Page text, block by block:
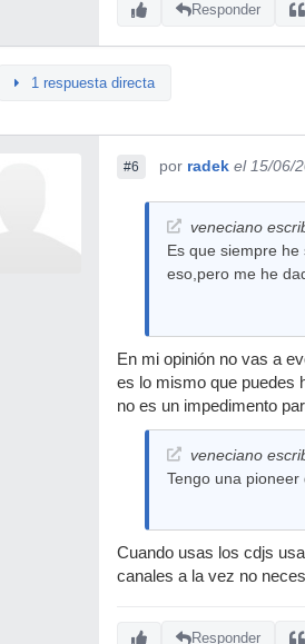
Responder
1 respuesta directa
#6 por radek el 15/06/
veneciano
Es que siempre
eso,pero me he
En mi opinión no vas a
es lo mismo que puedes
no es un impedimento
veneciano
Tengo una pioneer
Cuando usas los cdjs
canales a la vez no
Responder